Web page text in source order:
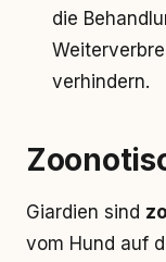
die
verhindern.
Giardien sind
vom Hund auf